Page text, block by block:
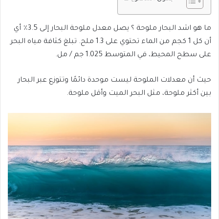
ما هو اشد البحار ملوحة ؟ يصل معدل ملوحة البحار إلى 3.5٪ أي
أن كل 1 كجم من الماء تحتوي على 1.3 ملح. تبلغ كثافة مياه البحر
على سطح المحيط، في المتوسط 1.025 جم / مل.
حيث أن معدلات الملوحة ليست موحدة دائمًا وتتوزع عبر البحار
بين أكثر ملوحة، مثل البحر الميت وأقل ملوحة.